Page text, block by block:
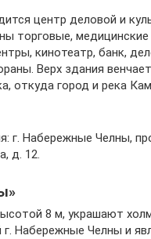
центр деловой и
торговые, медицинские
кинотеатр, банк,
Верх здания венчает
откуда город и река
г. Набережные Челны,
д. 12.
8 м, украшают
г. Набережные Челны и